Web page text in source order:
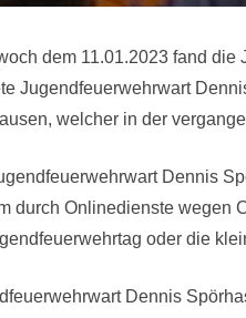
dem 11.01.2023 fand
Jugendfeuerwehrwart
welcher in der
Dennis
durch Onlinedienste wegen
oder die
Dennis